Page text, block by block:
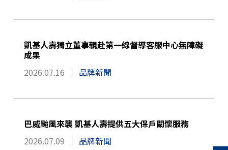
凱基人壽獨立董事親赴第一線督導客服中心無障礙
成果
2026.07.16
品牌新聞
巴威颱風來襲 凱基人壽提供五大保戶關懷服務
2026.07.09
品牌新聞